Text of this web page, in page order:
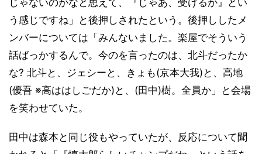
じゃないのかなと思えて、『じゃあ、受けるか』とい
う感じですね」と後押しされたという。後押ししたメ
ンバーについては「みんないました。楽屋でそういう
話ばっかするんで。今のを言ったのは、北斗だったか
な? 北斗と、ジェシーと、きょも(京本大我)と、高地
(優吾 ※高ははしごだか)と、(田中)樹。全員か」と会場
を笑わせていた。
田中は森本と同じ役もやっていたが、反応について聞